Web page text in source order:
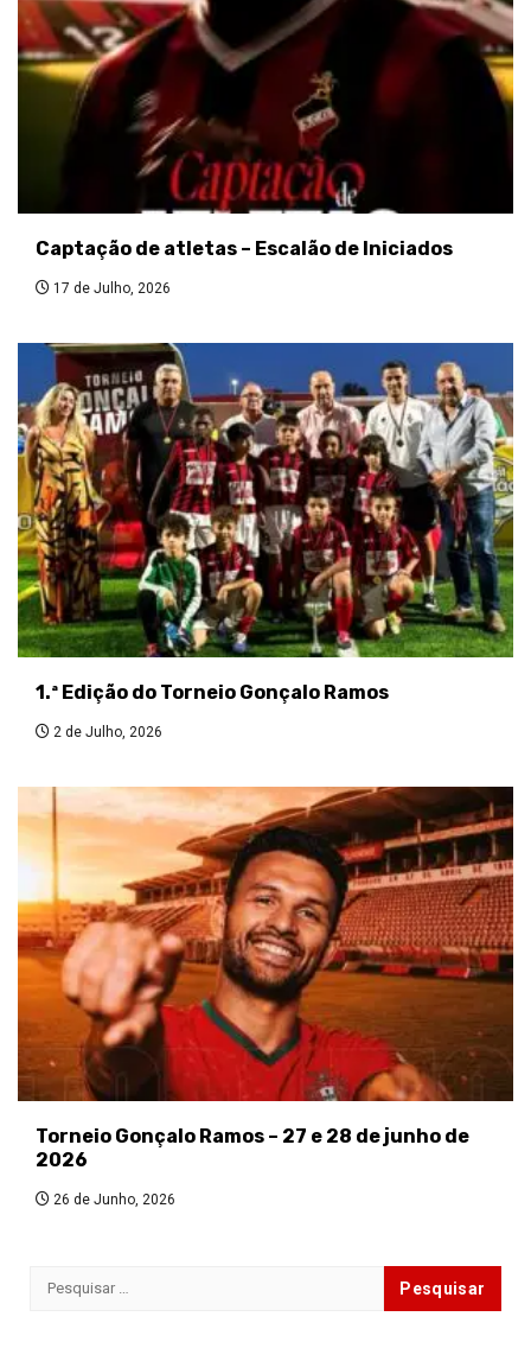
Captação de atletas – Escalão de Iniciados
17 de Julho, 2026
1.ª Edição do Torneio Gonçalo Ramos
2 de Julho, 2026
Torneio Gonçalo Ramos – 27 e 28 de junho de
2026
26 de Junho, 2026
Pesquisar